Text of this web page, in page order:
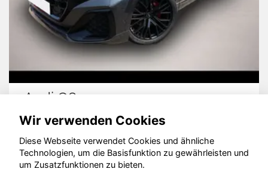
Audi Q8
© konjunkturmotor.de GmbH 2020 - 2026
Wir verwenden Cookies
Diese Webseite verwendet Cookies und ähnliche
Technologien, um die Basisfunktion zu gewährleisten und
um Zusatzfunktionen zu bieten.